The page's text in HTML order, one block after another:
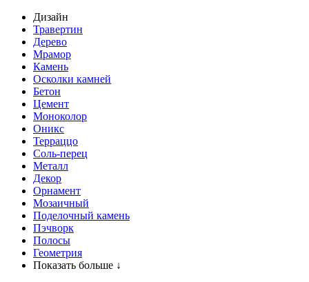
Дизайн
Травертин
Дерево
Мрамор
Камень
Осколки камней
Бетон
Цемент
Моноколор
Оникс
Терраццо
Соль-перец
Металл
Декор
Орнамент
Мозаичный
Поделочный камень
Пэчворк
Полосы
Геометрия
Показать больше ↓